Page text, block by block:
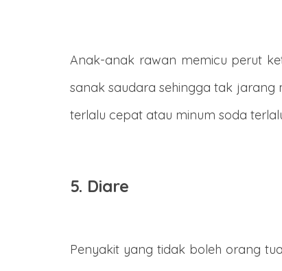
Anak-anak rawan memicu perut
sanak saudara sehingga tak jarang
terlalu cepat atau minum soda
5. Diare
Penyakit yang tidak boleh orang